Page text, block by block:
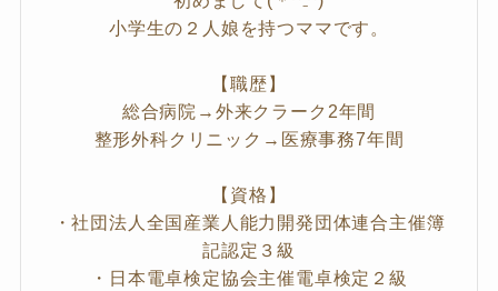
小学生の２人娘を持つママです。
【職歴】
総合病院→外来クラーク2年間
整形外科クリニック→医療事務7年間
【資格】
・社団法人全国産業人能力開発団体連合主催簿
記認定３級
・日本電卓検定協会主催電卓検定２級